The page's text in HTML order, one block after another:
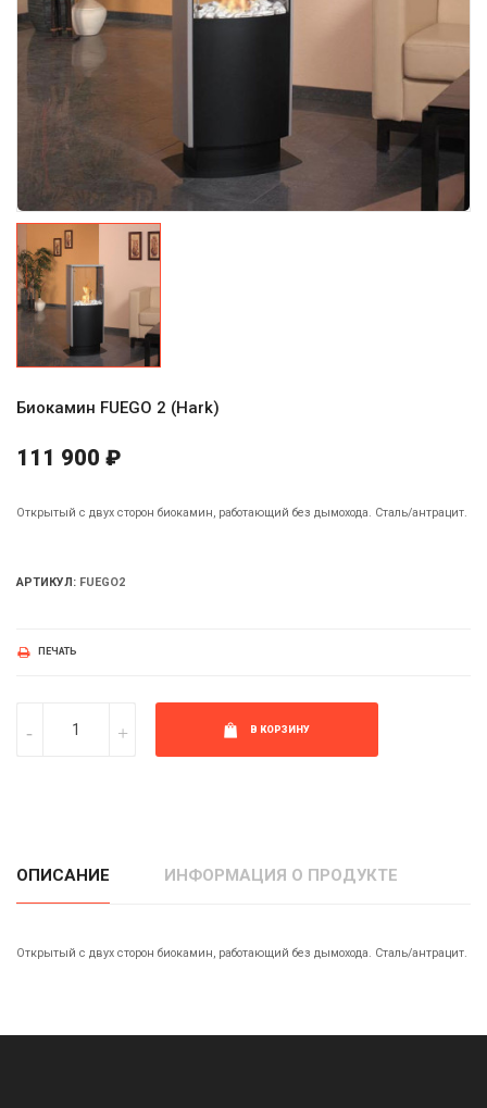
Биокамин FUEGO 2 (Hark)
111 900 ₽
Открытый с двух сторон биокамин, работающий без дымохода. Сталь/антрацит.
АРТИКУЛ: FUEGO2
ПЕЧАТЬ
В КОРЗИНУ
ОПИСАНИЕ ИНФОРМАЦИЯ О ПРОДУКТЕ
Открытый с двух сторон биокамин, работающий без дымохода. Сталь/антрацит.